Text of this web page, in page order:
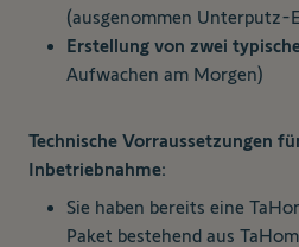
(ausgenommen Unterputz-
Erstellung von zwei
Aufwachen am Morgen)
Technische Vorraussetzungen
Inbetriebnahme:
Sie haben bereits eine
Paket bestehend aus